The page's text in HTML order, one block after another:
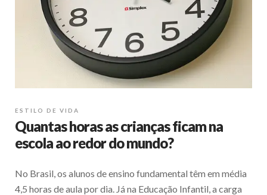
ESTILO DE VIDA
Quantas horas as crianças ficam na
escola ao redor do mundo?
No Brasil, os alunos de ensino fundamental têm em média
4,5 horas de aula por dia. Já na Educação Infantil, a carga